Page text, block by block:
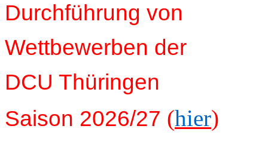
Durchführung von
Wettbewerben der
DCU Thüringen
Saison 2026/27 (hier)